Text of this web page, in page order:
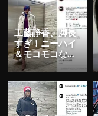
工藤静香、脚長
すぎ！ニーハイ
＆モコモコな冬
の私服コーデを
公開